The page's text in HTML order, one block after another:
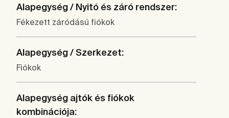
Alapegység / Nyitó és záró rendszer:
Fékezett záródású fiókok
Alapegység / Szerkezet:
Fiókok
Alapegység ajtók és fiókok
kombinációja: